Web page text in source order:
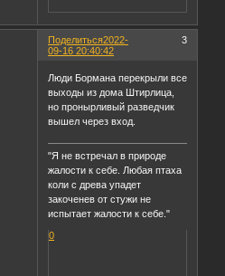
Поделиться 3
2022-
09-16 20:40:42
Люди Бормана перекрыли все
выходы из дома Штирлица,
но пронырливый разведчик
вышел через вход.
"Я не встречал в природе
жалости к себе. Любая птаха
коли с древа упадет
закоченев от стужи не
испытает жалости к себе."
0